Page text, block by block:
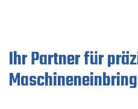
Ihr Partner für